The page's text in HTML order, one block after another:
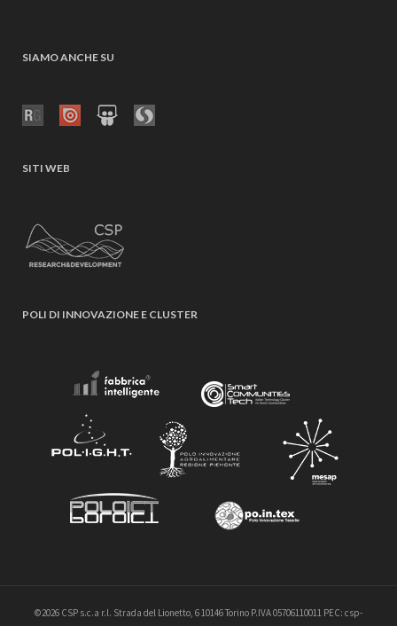
SIAMO ANCHE SU
SITI WEB
POLI DI INNOVAZIONE E CLUSTER
©2026 CSP s.c.a r.l. Strada del Lionetto, 6 10146 Torino P.IVA 05706110011 PEC: csp-